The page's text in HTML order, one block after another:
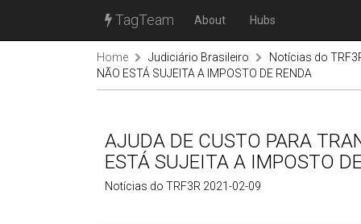
TagTeam About Hubs
Home Judiciário Brasileiro
Notícias do
NÃO ESTÁ SUJEITA A IMPOSTO DE RENDA
AJUDA DE CUSTO PARA
ESTÁ SUJEITA A IMPOSTO
Notícias do TRF3R 2021-02-09